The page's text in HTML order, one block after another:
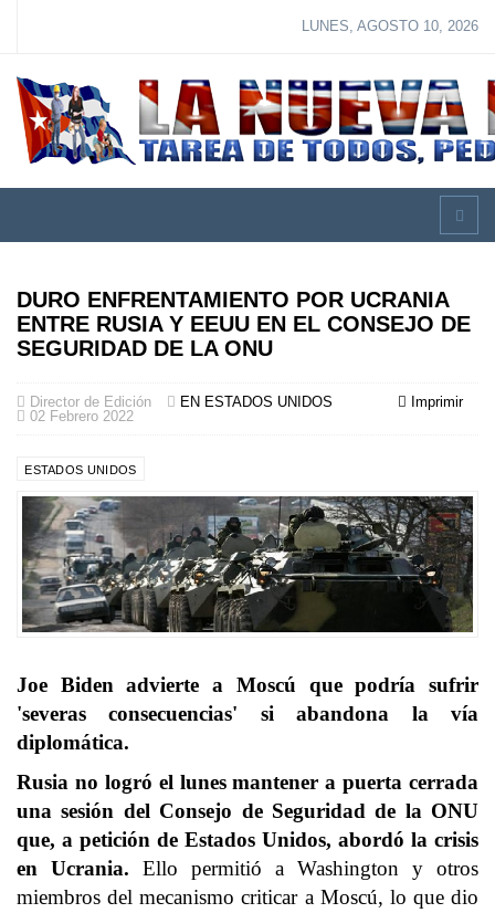
LUNES, AGOSTO 10, 2026
DURO ENFRENTAMIENTO POR UCRANIA
ENTRE RUSIA Y EEUU EN EL CONSEJO DE
SEGURIDAD DE LA ONU
Imprimir
Director de Edición
EN ESTADOS UNIDOS
02 Febrero 2022
ESTADOS UNIDOS
Joe Biden advierte a Moscú que podría sufrir
'severas consecuencias' si abandona la vía
diplomática.
Rusia no logró el lunes mantener a puerta cerrada
una sesión del Consejo de Seguridadde la ONU
que, a petición de Estados Unidos, abordó la crisis
en Ucrania. Ello permitió a Washington y otros
miembros del mecanismo criticar a Moscú, lo que dio